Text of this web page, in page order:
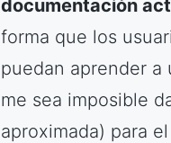
documentación
forma que los
puedan aprender a
me sea imposible
aproximada) para